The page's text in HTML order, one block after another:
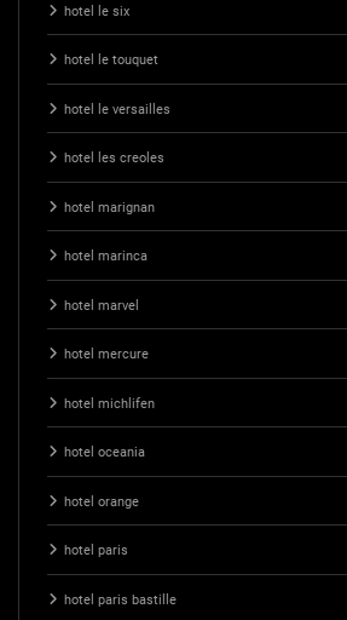
hotel le six
hotel le touquet
hotel le versailles
hotel les creoles
hotel marignan
hotel marinca
hotel marvel
hotel mercure
hotel michlifen
hotel oceania
hotel orange
hotel paris
hotel paris bastille